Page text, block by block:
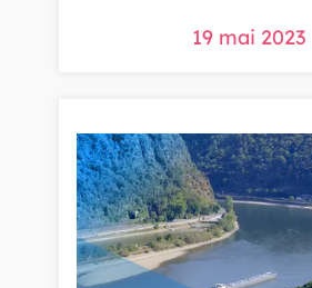
19 mai 2023